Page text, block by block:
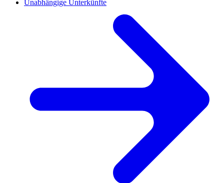
Unabhängige Unterkünfte